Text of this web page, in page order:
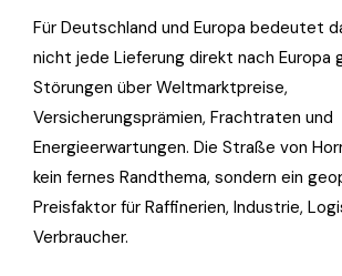
Für Deutschland und Europa bedeutet
nicht jede Lieferung direkt nach Europa
Störungen über Weltmarktpreise,
Versicherungsprämien, Frachtraten und
Energieerwartungen. Die Straße von
kein fernes Randthema, sondern ein
Preisfaktor für Raffinerien, Industrie,
Verbraucher.